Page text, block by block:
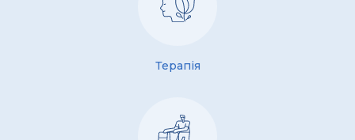
Терапія